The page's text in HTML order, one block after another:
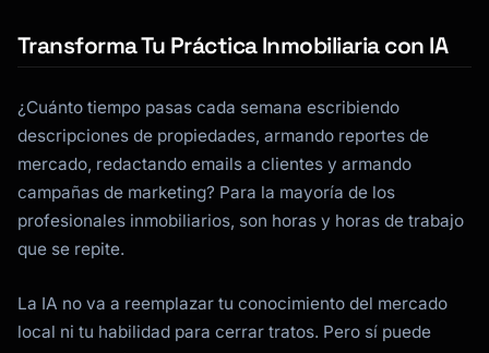
Transforma Tu Práctica Inmobiliaria con IA
¿Cuánto tiempo pasas cada semana escribiendo
descripciones de propiedades, armando reportes de
mercado, redactando emails a clientes y armando
campañas de marketing? Para la mayoría de los
profesionales inmobiliarios, son horas y horas de trabajo
que se repite.
La IA no va a reemplazar tu conocimiento del mercado
local ni tu habilidad para cerrar tratos. Pero sí puede